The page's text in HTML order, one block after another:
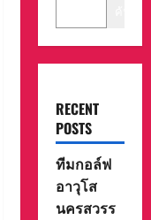
RECENT
POSTS
ทีมกอล์ฟ
อาวุโส
นครสวรร